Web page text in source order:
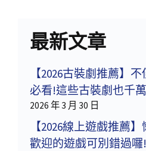
最新文章
【2026古裝劇推薦】
必看!這些古裝劇也千
2026 年 3 月 30 日
【2026線上遊戲推薦
歡迎的遊戲可別錯過囉!